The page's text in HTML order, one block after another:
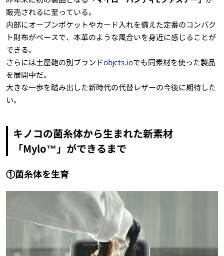
販売されるに至っている。
内部にオープンポケットやカード入れを備えた定番のコンパク
ト財布がベースで、本革のような風合いを身近に感じることが
できる。
さらには土屋鞄の別ブランドobjcts.ioでも同素材を使った製品
を展開中だ。
大きな一歩を踏み出した新時代の代替レザーの今後に期待した
い。
キノコの菌糸体から生まれた新素材
「Mylo™」ができるまで
①菌糸体を生育